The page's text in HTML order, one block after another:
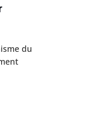
du